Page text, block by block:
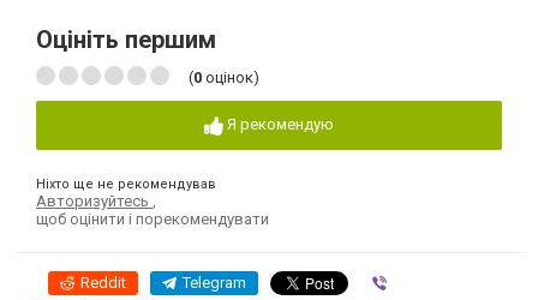
Оцініть першим
(0 оцінок)
Я рекомендую
Ніхто ще не рекомендував
Авторизуйтесь
щоб оцінити і порекомендувати
Reddit Telegram